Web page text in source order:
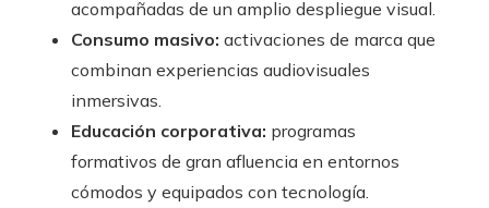
acompañadas de un amplio despliegue visual.
Consumo masivo: activaciones de marca que
combinan experiencias audiovisuales
inmersivas.
Educación corporativa: programas
formativos de gran afluencia en entornos
cómodos y equipados con tecnología.